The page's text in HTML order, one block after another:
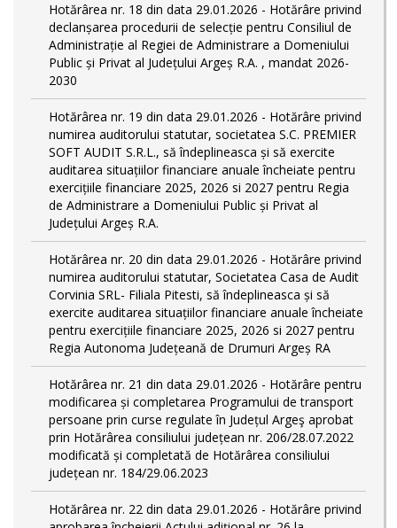
Hotărârea nr. 18 din data 29.01.2026 - Hotărâre privind
declanșarea procedurii de selecție pentru Consiliul de
Administrație al Regiei de Administrare a Domeniului
Public și Privat al Județului Argeș R.A. , mandat 2026-
2030
Hotărârea nr. 19 din data 29.01.2026 - Hotărâre privind
numirea auditorului statutar, societatea S.C. PREMIER
SOFT AUDIT S.R.L., să îndeplineasca și să exercite
auditarea situațiilor financiare anuale încheiate pentru
exercițiile financiare 2025, 2026 si 2027 pentru Regia
de Administrare a Domeniului Public și Privat al
Județului Argeș R.A.
Hotărârea nr. 20 din data 29.01.2026 - Hotărâre privind
numirea auditorului statutar, Societatea Casa de Audit
Corvinia SRL- Filiala Pitesti, să îndeplineasca și să
exercite auditarea situațiilor financiare anuale încheiate
pentru exercițiile financiare 2025, 2026 si 2027 pentru
Regia Autonoma Județeană de Drumuri Argeș RA
Hotărârea nr. 21 din data 29.01.2026 - Hotărâre pentru
modificarea și completarea Programului de transport
persoane prin curse regulate în Județul Argeş aprobat
prin Hotărârea consiliului județean nr. 206/28.07.2022
modificată și completată de Hotărârea consiliului
județean nr. 184/29.06.2023
Hotărârea nr. 22 din data 29.01.2026 - Hotărâre privind